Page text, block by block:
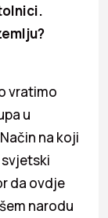
vratimo
u
na koji
svjetski
da ovdje
narodu